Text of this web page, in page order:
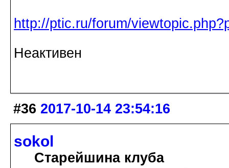
http://ptic.ru/forum/
Неактивен
#36 2017-10-14 23:54:16
sokol
Старейшина клуба